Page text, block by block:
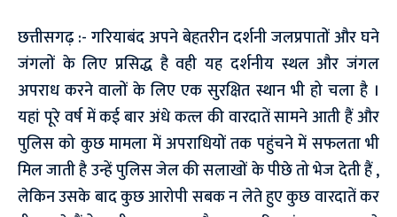
छत्तीसगढ़ :- गरियाबंद अपने बेहतरीन दर्शनी जलप्रपातों और घने
जंगलों के लिए प्रसिद्ध है वही यह दर्शनीय स्थल और जंगल
अपराध करने वालों के लिए एक सुरक्षित स्थान भी हो चला है ।
यहां पूरे वर्ष में कई बार अंधे कत्ल की वारदातें सामने आती हैं और
पुलिस को कुछ मामला में अपराधियों तक पहुंचने में सफलता भी
मिल जाती है उन्हें पुलिस जेल की सलाखों के पीछे तो भेज देती हैं ,
लेकिन उसके बाद कुछ आरोपी सबक न लेते हुए कुछ वारदातें कर